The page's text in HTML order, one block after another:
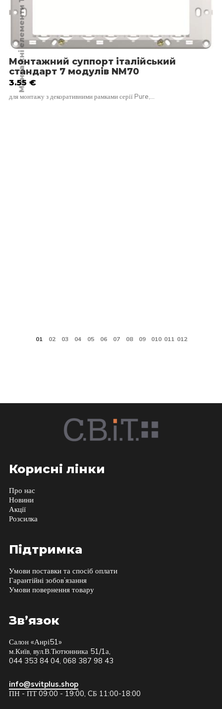
Монтажні елементи TEM
Монтажний суппорт італійський
стандарт 7 модулів NM70
3.55 €
для монтажу з декоративними рамками серії Pure,…
Корисні лінки
Про нас
Новини
Акції
Розсилка
Підтримка
Умови поставки та спосіб оплати
Гарантійні зобов’язання
Умови повернення товару
Зв’язок
Салон «Анрі51»
м.Київ, вул.В.Тютюнника 51/1а,
044 353 84 04, 068 387 98 43
info@svitplus.shop
ПН - ПТ 09:00 - 19:00, CБ 11:00-18:00